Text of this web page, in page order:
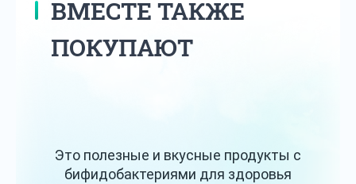
ВМЕСТЕ ТАКЖЕ
ПОКУПАЮТ
Это полезные и вкусные продукты с
бифидобактериями для здоровья